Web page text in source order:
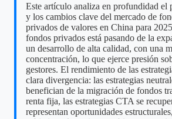
Este artículo analiza en profundidad el
y los cambios clave del mercado de
privados de valores en China para
fondos privados está pasando de la
un desarrollo de alta calidad, con una
concentración, lo que ejerce presión
gestores. El rendimiento de las
clara divergencia: las estrategias
benefician de la migración de fondos
renta fija, las estrategias CTA se
representan oportunidades